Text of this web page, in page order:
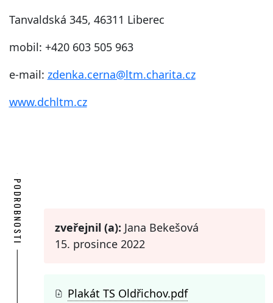
Tanvaldská 345, 46311 Liberec
mobil: +420 603 505 963
e-mail: zdenka.cerna@ltm.charita.cz
www.dchltm.cz
PODROBNOSTI zveřejnil (a): Jana Bekešová
15. prosince 2022
Plakát TS Oldřichov.pdf